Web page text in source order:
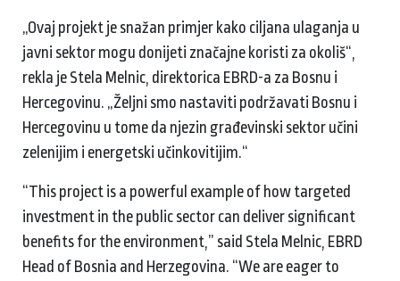
„Ovaj projekt je snažan primjer kako ciljana ulaganja u
javni sektor mogu donijeti značajne koristi za okoliš“,
rekla je Stela Melnic, direktorica EBRD-a za Bosnu i
Hercegovinu. „Željni smo nastaviti podržavati Bosnu i
Hercegovinu u tome da njezin građevinski sektor učini
zelenijim i energetski učinkovitijim.“
“This project is a powerful example of how targeted
investment in the public sector can deliver significant
benefits for the environment,” said Stela Melnic, EBRD
Head of Bosnia and Herzegovina. “We are eager to